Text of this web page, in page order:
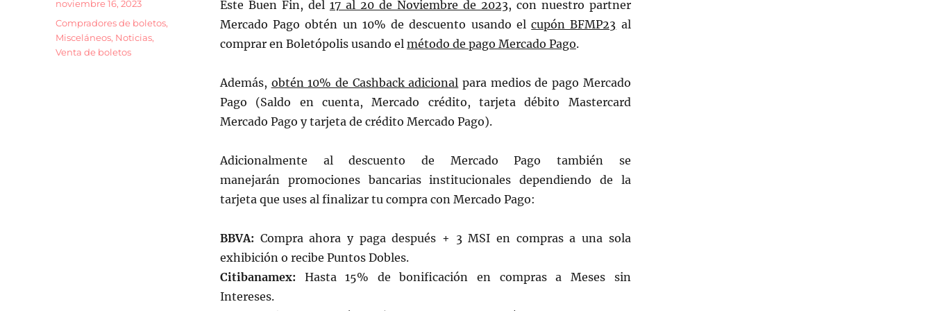
Este Buen Fin, del 17 al 20 de Noviembre de 2023, con nuestro partner
Mercado Pago obtén un 10% de descuento usando elcupón BFMP23 al
comprar en Boletópolis usando el método de pago Mercado Pago.
Además, obtén 10% de Cashback adicional para medios de pago Mercado
Pago (Saldo en cuenta, Mercado crédito, tarjeta débito Mastercard
Mercado Pago y tarjeta de crédito Mercado Pago).
Adicionalmente al descuento de Mercado Pago también se
manejarán promociones bancarias institucionales dependiendo de la
tarjeta que uses al finalizar tu compra con Mercado Pago:
BBVA: Compra ahora y paga después + 3 MSI en compras a una sola
exhibición o recibe Puntos Dobles.
Citibanamex: Hasta 15% de bonificación en compras a Meses sin
Intereses.
Publicado
el
noviembre 16, 2023
Categorías
Compradores de boletos,
Misceláneos, Noticias,
Venta de boletos